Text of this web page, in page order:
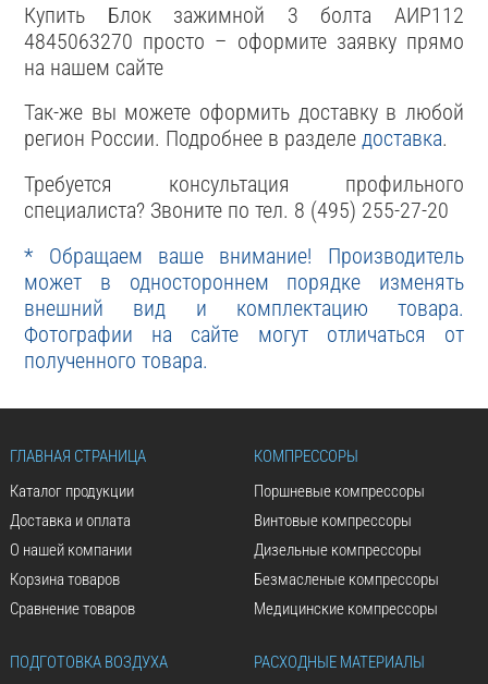
Купить Блок зажимной 3 болта АИР112
4845063270 просто – оформите заявку прямо
на нашем сайте
Так-же вы можете оформить доставку в любой
регион России. Подробнее в разделедоставка.
Требуется консультация профильного
специалиста? Звоните по тел. 8 (495) 255-27-20
* Обращаем ваше внимание! Производитель
может в одностороннем порядке изменять
внешний вид и комплектацию товара.
Фотографии на сайте могут отличаться от
полученного товара.
ГЛАВНАЯ СТРАНИЦА
Каталог продукции
Доставка и оплата
О нашей компании
Корзина товаров
Сравнение товаров
КОМПРЕССОРЫ
Поршневые компрессоры
Винтовые компрессоры
Дизельные компрессоры
Безмасленые компрессоры
Медицинские компрессоры
ПОДГОТОВКА ВОЗДУХА
РАСХОДНЫЕ МАТЕРИАЛЫ